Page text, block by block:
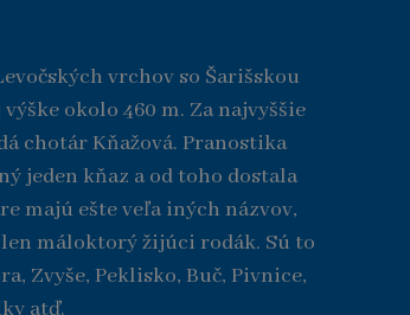
vrchov so Šarišskou
okolo 460 m. Za najvyššie
chotár Kňažová. Pranostika
jeden kňaz a od toho dostala
majú ešte veľa iných názvov,
máloktorý žijúci rodák. Sú to
Zvyše, Peklisko, Buč, Pivnice,